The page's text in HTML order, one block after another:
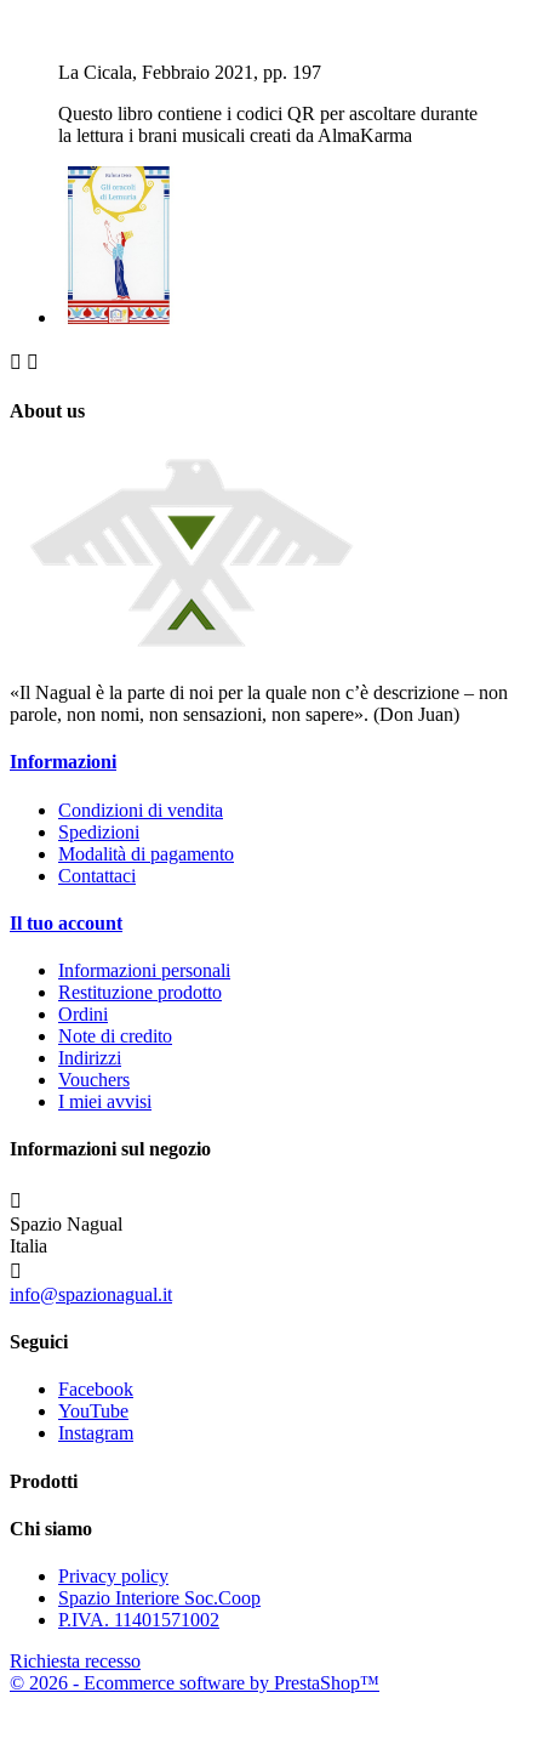
La Cicala, Febbraio 2021, pp. 197
Questo libro contiene i codici QR per ascoltare durante
la lettura i brani musicali creati da AlmaKarma
 
About us
«Il Nagual è la parte di noi per la quale non c’è descrizione – non
parole, non nomi, non sensazioni, non sapere». (Don Juan)
Informazioni
Condizioni di vendita
Spedizioni
Modalità di pagamento
Contattaci
Il tuo account
Informazioni personali
Restituzione prodotto
Ordini
Note di credito
Indirizzi
Vouchers
I miei avvisi
Informazioni sul negozio

Spazio Nagual
Italia

info@spazionagual.it
Seguici
Facebook
YouTube
Instagram
Prodotti
Chi siamo
Privacy policy
Spazio Interiore Soc.Coop
P.IVA. 11401571002
Richiesta recesso
© 2026 - Ecommerce software by PrestaShop™